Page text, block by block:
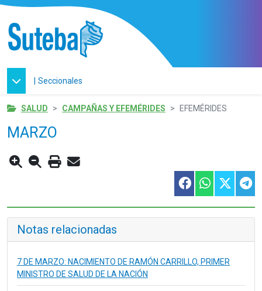
| Seccionales
SALUD CAMPAÑAS Y EFEMÉRIDES EFEMÉRIDES
MARZO
Notas relacionadas
7 DE MARZO: NACIMIENTO DE RAMÓN CARRILLO, PRIMER
MINISTRO DE SALUD DE LA NACIÓN